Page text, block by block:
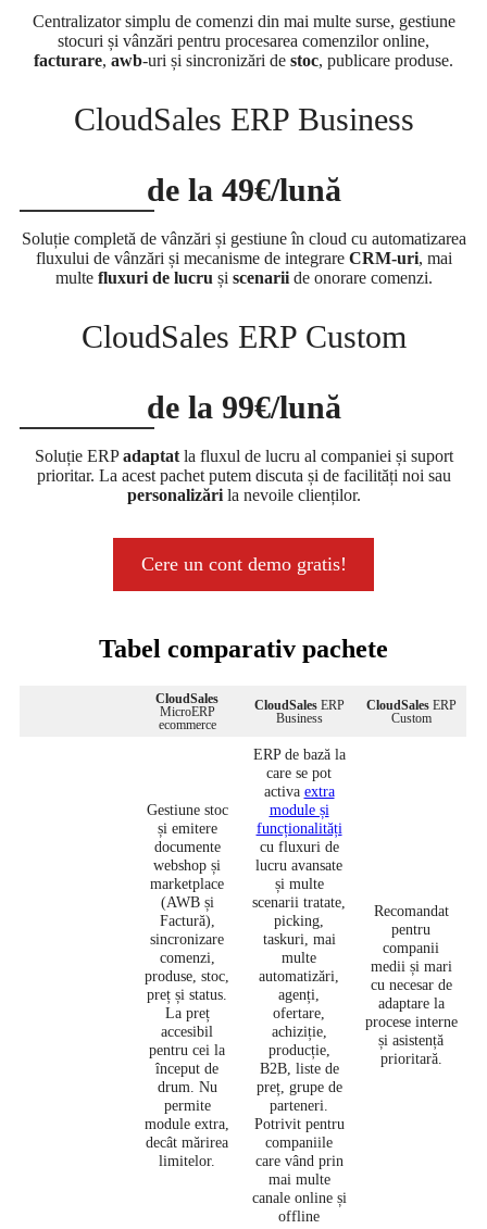
Centralizator simplu de comenzi din mai multe surse, gestiune
stocuri și vânzări pentru procesarea comenzilor online,
facturare, awb-uri și sincronizări de stoc, publicare produse.
CloudSales ERP Business
de la 49€/lună
Soluție completă de vânzări și gestiune în cloud cu automatizarea
fluxului de vânzări și mecanisme de integrare CRM-uri, mai
multe fluxuri de lucru și scenarii de onorare comenzi.
CloudSales ERP Custom
de la 99€/lună
Soluție ERPadaptat la fluxul de lucru al companiei și suport
prioritar. La acest pachet putem discuta și de facilități noi sau
personalizări la nevoile clienților.
Cere un cont demo gratis!
Tabel comparativ pachete
CloudSales
MicroERP
ecommerce
CloudSalesERP
Business
CloudSalesERP
Custom
Gestiune stoc
și emitere
documente
webshop și
marketplace
(AWB și
Factură),
sincronizare
comenzi,
produse, stoc,
preț și status.
La preț
accesibil
pentru cei la
început de
drum. Nu
permite
module extra,
decât mărirea
limitelor.
ERP de bază la
care se pot
activa extra
module și
funcționalități
cu fluxuri de
lucru avansate
și multe
scenarii tratate,
picking,
taskuri, mai
multe
automatizări,
agenți,
ofertare,
achiziție,
producție,
B2B, liste de
preț, grupe de
parteneri.
Potrivit pentru
companiile
care vând prin
mai multe
canale online și
offline
Recomandat
pentru
companii
medii și mari
cu necesar de
adaptare la
procese interne
și asistență
prioritară.